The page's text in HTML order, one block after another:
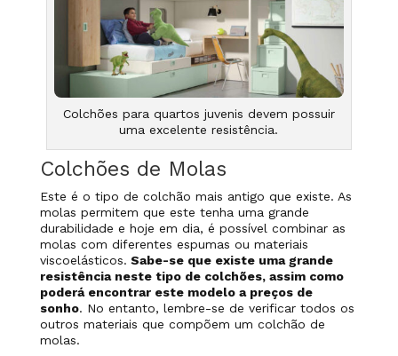
Colchões para quartos juvenis devem possuir
uma excelente resistência.
Colchões de Molas
Este é o tipo de colchão mais antigo que existe. As
molas permitem que este tenha uma grande
durabilidade e hoje em dia, é possível combinar as
molas com diferentes espumas ou materiais
viscoelásticos. Sabe-se que existe uma grande
resistência neste tipo de colchões, assim como
poderá encontrar este modelo a preços de
sonho. No entanto, lembre-se de verificar todos os
outros materiais que compõem um colchão de
molas.